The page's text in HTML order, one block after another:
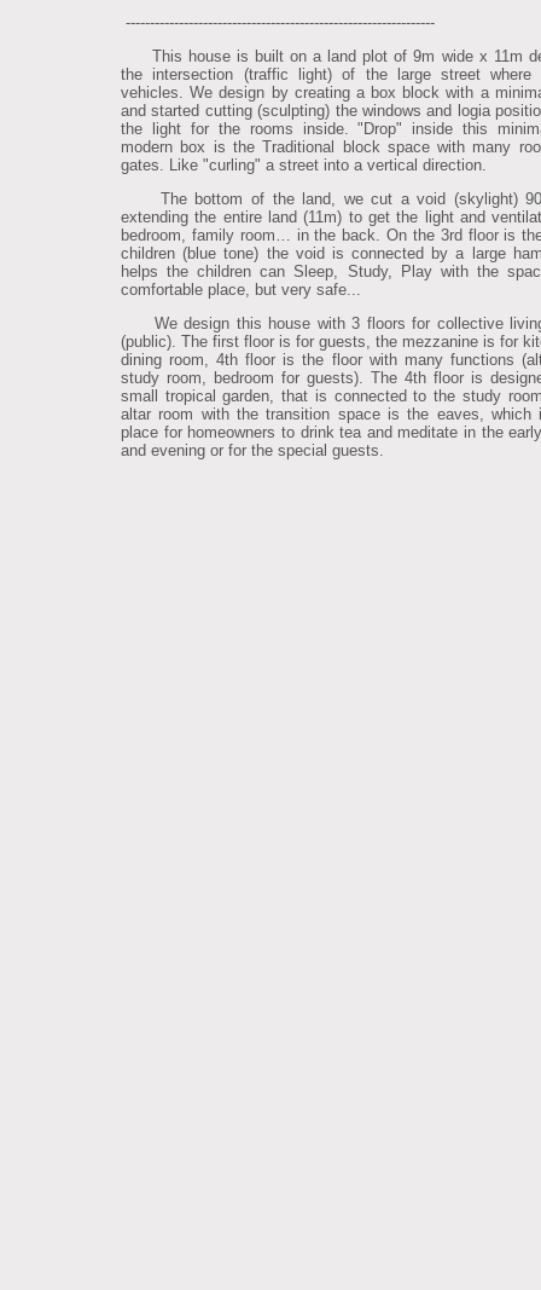
----------------------------------------------------------------
This house is built on a land plot of 9m wide x 11m
the intersection (traffic light) of the large street where
vehicles. We design by creating a box block with a
and started cutting (sculpting) the windows and logia
the light for the rooms inside. "Drop" inside this
modern box is the Traditional block space with many
gates. Like "curling" a street into a vertical direction.
The bottom of the land, we cut a void (skylight)
extending the entire land (11m) to get the light and
bedroom, family room… in the back. On the 3rd floor is
children (blue tone) the void is connected by a large
helps the children can Sleep, Study, Play with the
comfortable place, but very safe...
We design this house with 3 floors for collective
(public). The first floor is for guests, the mezzanine is for
dining room, 4th floor is the floor with many functions
study room, bedroom for guests). The 4th floor is
small tropical garden, that is connected to the study
altar room with the transition space is the eaves, which
place for homeowners to drink tea and meditate in the
and evening or for the special guests.